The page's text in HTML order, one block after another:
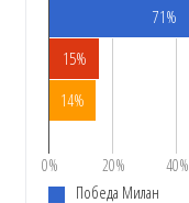
0% 20% 40%
71%
15%
14%
Победа Милан